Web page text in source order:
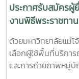
ประกาศรับสมัครผู้
งานพิธีพระราชท
บัณฑิต ครั้งที่ 48
ด้วยมหาวิทยาลัยแม่
เลือกผู้ใช้พื้นที่บริกา
และการถ่ายภาพหมู่